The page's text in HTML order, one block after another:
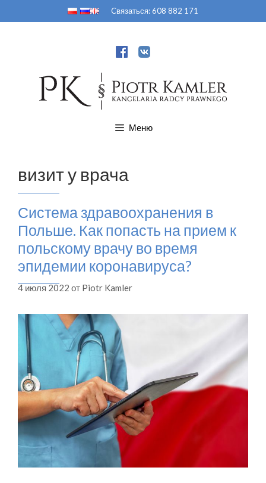
к
Cвязаться:608 882 171
Меню
визит у врача
Система здравоохранения в
Польше. Как попасть на прием к
польскому врачу во время
эпидемии коронавируса?
4 июля 2022 от Piotr Kamler